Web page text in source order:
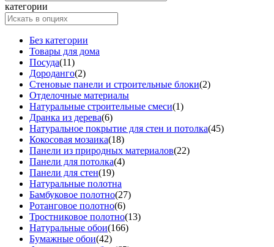
категории
Без категории
Товары для дома
Посуда(11)
Дороданго(2)
Стеновые панели и строительные блоки(2)
Отделочные материалы
Натуральные строительные смеси(1)
Дранка из дерева(6)
Натуральное покрытие для стен и потолка(45)
Кокосовая мозаика(18)
Панели из природных материалов(22)
Панели для потолка(4)
Панели для стен(19)
Натуральные полотна
Бамбуковое полотно(27)
Ротанговое полотно(6)
Тростниковое полотно(13)
Натуральные обои(166)
Бумажные обои(42)